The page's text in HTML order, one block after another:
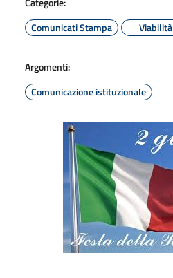
Comunicati Stampa
Viabilità
Argomenti:
Comunicazione istituzionale